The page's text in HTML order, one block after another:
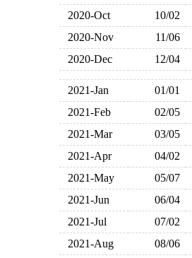
2020-Oct
10/02
2020-Nov
11/06
2020-Dec
12/04
2021-Jan 01/01
2021-Feb
02/05
2021-Mar
03/05
2021-Apr
04/02
2021-May
05/07
2021-Jun
06/04
2021-Jul
07/02
2021-Aug
08/06